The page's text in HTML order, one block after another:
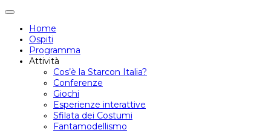
Attiva/disattiva
navigazione
Home
Ospiti
Programma
Attività
Cos’è la Starcon Italia?
Conferenze
Giochi
Esperienze interattive
Sfilata dei Costumi
Fantamodellismo